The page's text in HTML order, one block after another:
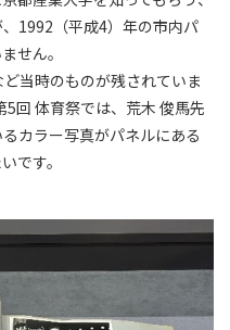
1992（平成4）年の市内パ
せん。
当時のものが残されていま
回 体育祭では、荒木 俊馬先
カラー写真がパネルにある
です。